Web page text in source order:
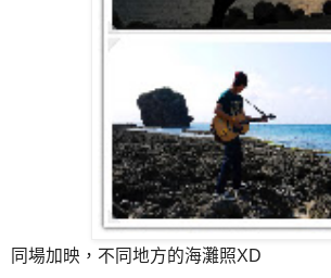
同場加映，不同地方的海灘照XD